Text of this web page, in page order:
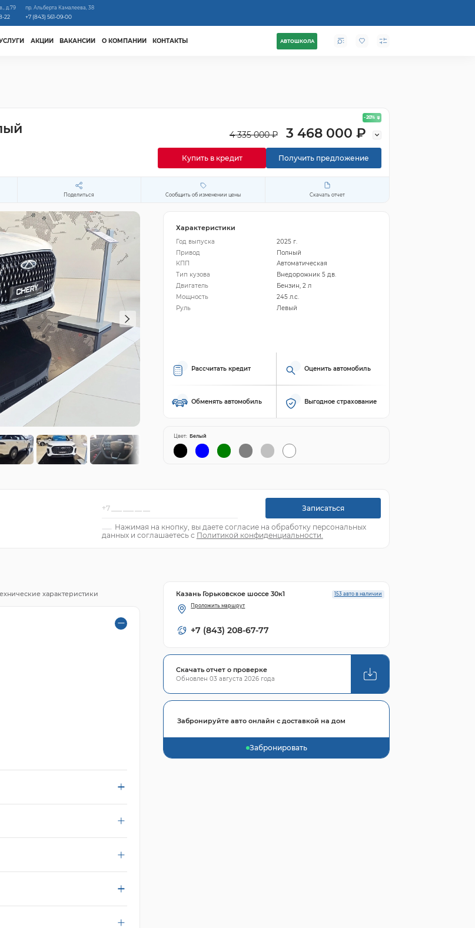
д.79
22
пр. Альберта Камалеева, 38
+7 (843) 561-09-00
АКЦИИ ВАКАНСИИ О КОМПАНИИ КОНТАКТЫ АВТОШКОЛА
- 20%
4 335 000 ₽ 3 468 000 ₽
Купить в кредит Получить предложение
Поделиться Сообщить об изменении цены Скачать отчет
Характеристики
Год выпуска
2025 г.
Привод
Полный
КПП
Автоматическая
Тип кузова
Внедорожник 5 дв.
Двигатель
Бензин, 2 л
Мощность
245 л.с.
Руль
Левый
Рассчитать кредит Оценить автомобиль
Обменять автомобиль Выгодное страхование
Цвет: Белый
Записаться
Нажимая на кнопку, вы даете согласие на обработку персональных
данных и соглашаетесь с Политикой конфиденциальности.
характеристики 153 авто в наличии
Казань Горьковское шоссе 30к1
Проложить маршрут
+7 (843) 208-67-77
Скачать отчет о проверке
Обновлен 03 августа 2026 года
Забронируйте авто онлайн с доставкой на дом
Забронировать